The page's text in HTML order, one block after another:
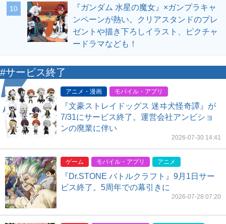
10
『ガンダム 水星の魔女』×ガンプラキャ
ンペーンが熱い。クリアスタンドのプレ
ゼントや描き下ろしイラスト、ピクチャ
ードラマなども！
#サービス終了
アニメ・漫画 モバイル・アプリ
『文豪ストレイドッグス 迷ヰ犬怪奇譚』が
7/31にサービス終了。運営会社アンビショ
ンの廃業に伴い
2026-07-30 14:41
ゲーム モバイル・アプリ アニメ
『Dr.STONE バトルクラフト』9月1日サー
ビス終了。5周年での幕引きに
2026-07-28 07:20